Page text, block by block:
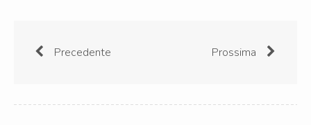
Precedente Prossima